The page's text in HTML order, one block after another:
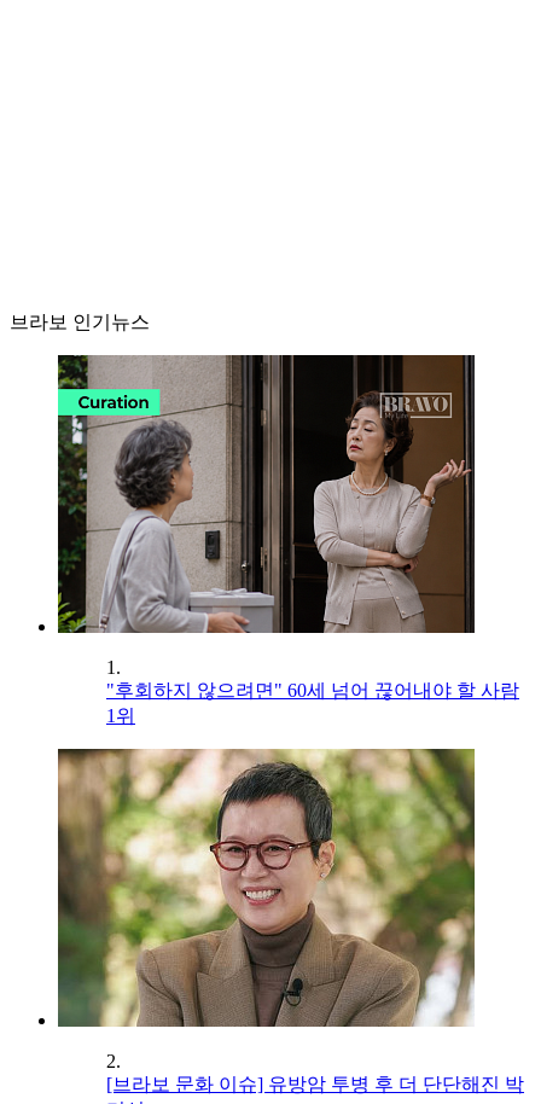
브라보 인기뉴스
1.
"후회하지 않으려면" 60세 넘어 끊어내야 할 사람
1위
2.
[브라보 문화 이슈] 유방암 투병 후 더 단단해진 박